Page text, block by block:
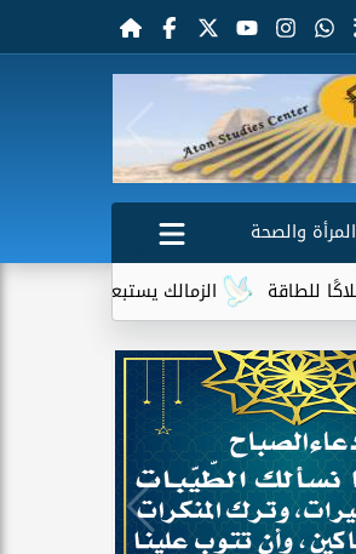
المرأة والصحة
الزمالك يستبعد 4 لاعبين شباب من حساباته في الموسم الجديد